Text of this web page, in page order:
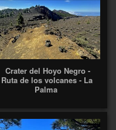
Crater del Hoyo Negro -
Ruta de los volcanes - La
Palma